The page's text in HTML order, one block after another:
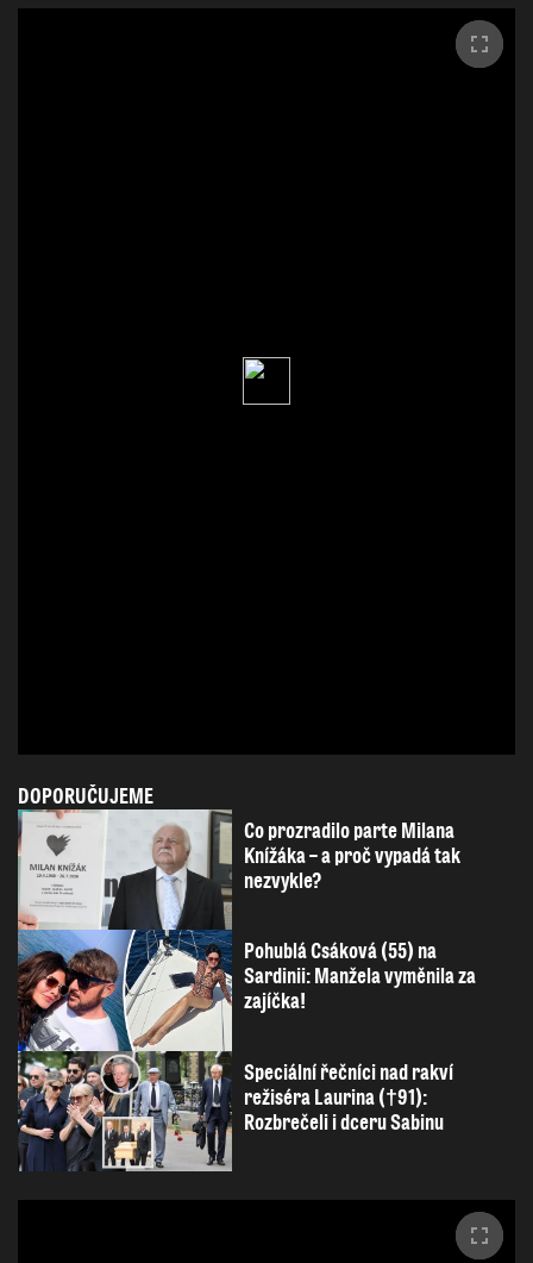
DOPORUČUJEME
Co prozradilo parte Milana
Knížáka – a proč vypadá tak
nezvykle?
Pohublá Csáková (55) na
Sardinii: Manžela vyměnila za
zajíčka!
Speciální řečníci nad rakví
režiséra Laurina (†91):
Rozbrečeli i dceru Sabinu